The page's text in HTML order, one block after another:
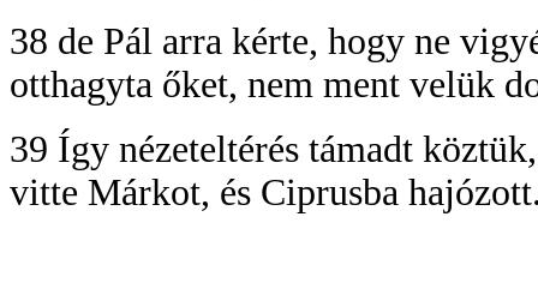
38 de Pál arra kérte, hogy ne
otthagyta őket, nem ment velük
39 Így nézeteltérés támadt
vitte Márkot, és Ciprusba